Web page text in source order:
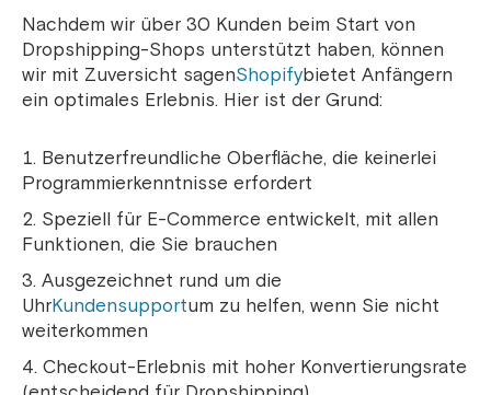
Nachdem wir über 30 Kunden beim Start von
Dropshipping-Shops unterstützt haben, können
wir mit Zuversicht sagenShopifybietet Anfängern
ein optimales Erlebnis. Hier ist der Grund:
Benutzerfreundliche Oberfläche, die keinerlei
Programmierkenntnisse erfordert
Speziell für E-Commerce entwickelt, mit allen
Funktionen, die Sie brauchen
Ausgezeichnet rund um die
UhrKundensupportum zu helfen, wenn Sie nicht
weiterkommen
Checkout-Erlebnis mit hoher Konvertierungsrate